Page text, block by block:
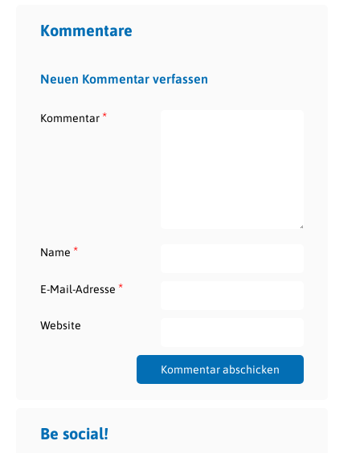
Kommentare
Neuen Kommentar verfassen
Kommentar*
Name *
E-Mail-Adresse *
Website
Be social!